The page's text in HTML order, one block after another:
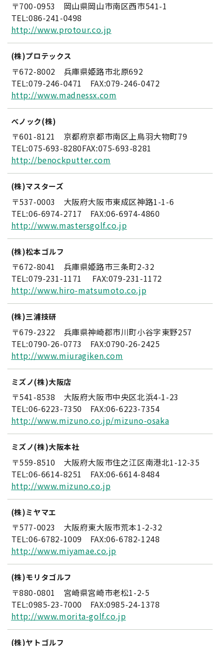
〒700-0953 岡山県岡山市南区西市541-1
TEL:086-241-0498
http://www.protour.co.jp
(株)プロテックス
〒672-8002 兵庫県姫路市北原692
TEL:079-246-0471 FAX:079-246-0472
http://www.madnessx.com
べノック(株)
〒601-8121 京都府京都市南区上鳥羽大物町79
TEL:075-693-8280FAX:075-693-8281
http://benockputter.com
(株)マスターズ
〒537-0003 大阪府大阪市東成区神路1-1-6
TEL:06-6974-2717 FAX:06-6974-4860
http://www.mastersgolf.co.jp
(株)松本ゴルフ
〒672-8041 兵庫県姫路市三条町2-32
TEL:079-231-1171 FAX:079-231-1172
http://www.hiro-matsumoto.co.jp
(株)三浦技研
〒679-2322 兵庫県神崎郡市川町小谷字東野257
TEL:0790-26-0773 FAX:0790-26-2425
http://www.miuragiken.com
ミズノ(株)大阪店
〒541-8538 大阪府大阪市中央区北浜4-1-23
TEL:06-6223-7350 FAX:06-6223-7354
http://www.mizuno.co.jp/mizuno-osaka
ミズノ(株)大阪本社
〒559-8510 大阪府大阪市住之江区南港北1-12-35
TEL:06-6614-8251 FAX:06-6614-8484
http://www.mizuno.co.jp
(株)ミヤマエ
〒577-0023 大阪府東大阪市荒本1-2-32
TEL:06-6782-1009 FAX:06-6782-1248
http://www.miyamae.co.jp
(株)モリタゴルフ
〒880-0801 宮崎県宮崎市老松1-2-5
TEL:0985-23-7000 FAX:0985-24-1378
http://www.morita-golf.co.jp
(株)ヤトゴルフ